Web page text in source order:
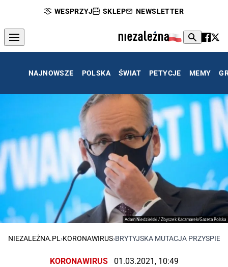
WESPRZYJ SKLEP NEWSLETTER
NAJNOWSZE POLSKA ŚWIAT PETYCJE MEMY
Adam Niedzielski / Zbyszek Kaczmarek/Gazeta Polska
NIEZALEŻNA.PL›KORONAWIRUS›BRYTYJSKA MUTACJA
KORONAWIRUS 01.03.2021, 10:49